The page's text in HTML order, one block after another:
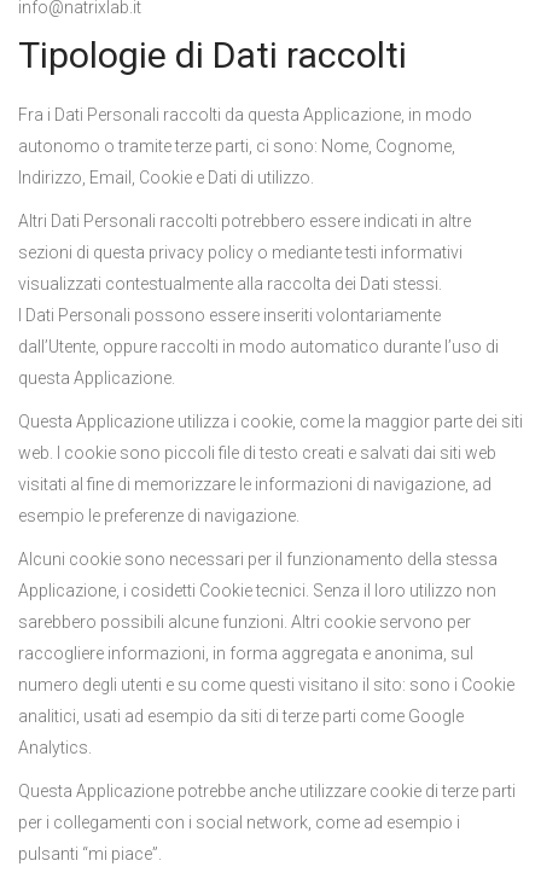
info@natrixlab.it
Tipologie di Dati raccolti
Fra i Dati Personali raccolti da questa Applicazione, in modo
autonomo o tramite terze parti, ci sono: Nome, Cognome,
Indirizzo, Email, Cookie e Dati di utilizzo.
Altri Dati Personali raccolti potrebbero essere indicati in altre
sezioni di questa privacy policy o mediante testi informativi
visualizzati contestualmente alla raccolta dei Dati stessi.
I Dati Personali possono essere inseriti volontariamente
dall’Utente, oppure raccolti in modo automatico durante l’uso di
questa Applicazione.
Questa Applicazione utilizza i cookie, come la maggior parte dei siti
web. I cookie sono piccoli file di testo creati e salvati dai siti web
visitati al fine di memorizzare le informazioni di navigazione, ad
esempio le preferenze di navigazione.
Alcuni cookie sono necessari per il funzionamento della stessa
Applicazione, i cosidetti Cookie tecnici. Senza il loro utilizzo non
sarebbero possibili alcune funzioni. Altri cookie servono per
raccogliere informazioni, in forma aggregata e anonima, sul
numero degli utenti e su come questi visitano il sito: sono i Cookie
analitici, usati ad esempio da siti di terze parti come Google
Analytics.
Questa Applicazione potrebbe anche utilizzare cookie di terze parti
per i collegamenti con i social network, come ad esempio i
pulsanti “mi piace”.